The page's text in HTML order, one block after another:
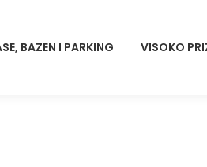
BAZEN I PARKING VISOKO